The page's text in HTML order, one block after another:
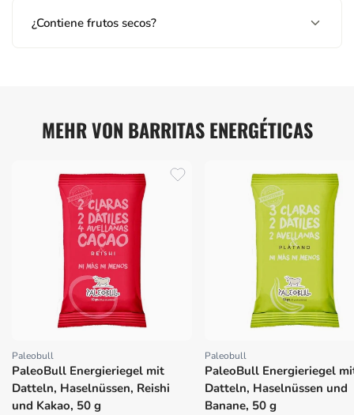
¿Contiene frutos secos?
MEHR VON BARRITAS ENERGÉTICAS
Proveedor:
Paleobull
PaleoBull Energieriegel mit
Datteln, Haselnüssen, Reishi
und Kakao, 50 g
Proveedor:
Paleobull
PaleoBull Energieriegel
Datteln, Haselnüssen und
Banane, 50 g